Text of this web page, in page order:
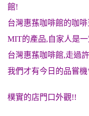
館!
台灣惠蓀咖啡館的咖
MIT的產品,自家人是
台灣惠蓀咖啡館,走過
我們才有今日的品嘗
樸實的店門口外觀!!